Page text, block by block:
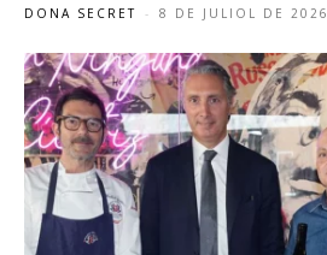
DONA SECRET - 8 DE JULIOL DE 2026